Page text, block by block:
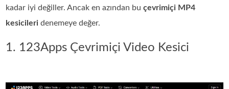
kadar iyi değiller. Ancak en azından buçevrimiçi MP4
kesicileri denemeye değer.
1. 123Apps Çevrimiçi Video Kesici